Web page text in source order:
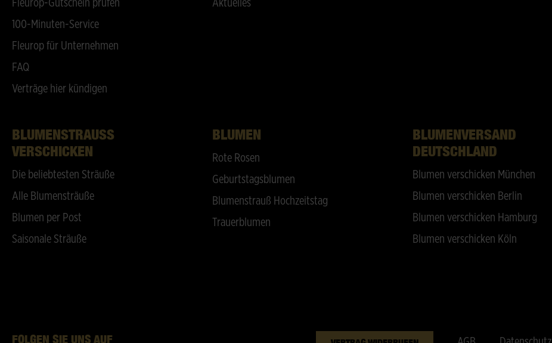
Fleurop-Gutschein prüfen
100-Minuten-Service
Fleurop für Unternehmen
FAQ
Verträge hier kündigen
Aktuelles
BLUMENSTRAUSS V
ERSCHICKEN
Die beliebtesten Sträuße
Alle Blumensträuße
Blumen per Post
Saisonale Sträuße
BLUMEN
Rote Rosen
Geburtstagsblumen
Blumenstrauß Hochzeitstag
Trauerblumen
BLUMENVERSAND
DEUTSCHLAND
Blumen verschicken München
Blumen verschicken Berlin
Blumen verschicken Hamburg
Blumen verschicken Köln
FOLGEN SIE UNS AUF